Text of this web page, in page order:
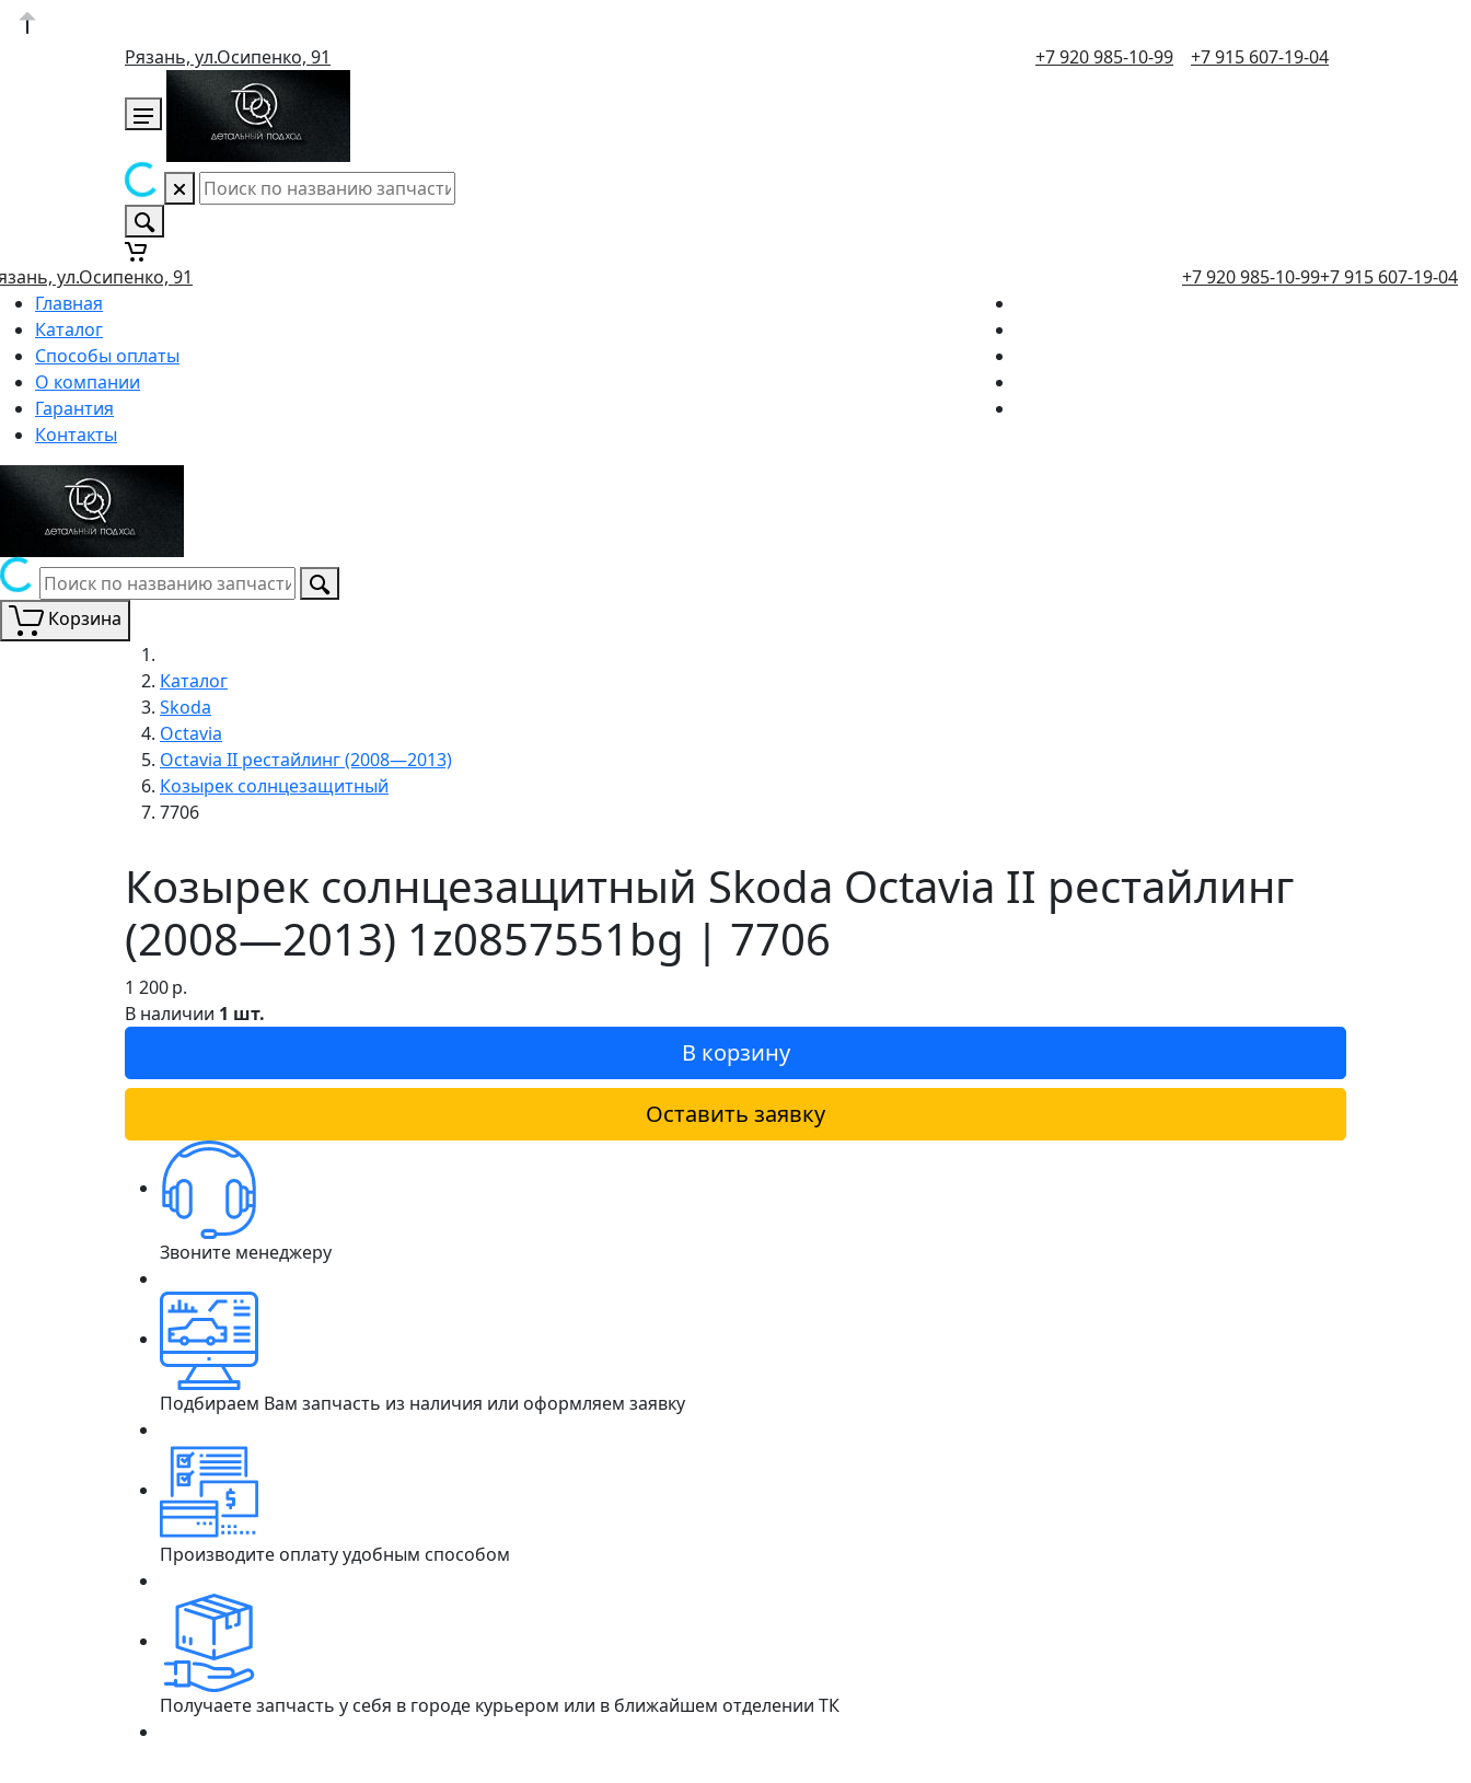
Рязань, ул.Осипенко, 91 +7 920 985-10-99 +7 915 607-19-04
ул.Осипенко, 91 +7 920 985-10-99+7 915 607-19-04
Главная
Каталог
Способы оплаты
О компании
Гарантия
Контакты
Корзина
Каталог
Skoda
Octavia
Octavia II рестайлинг (2008—2013)
Козырек солнцезащитный
7706
Козырек солнцезащитный Skoda Octavia II рестайлинг
(2008—2013) 1z0857551bg | 7706
1 200р.
В наличии 1 шт.
В корзину
Оставить заявку
Звоните менеджеру
Подбираем Вам запчасть из наличия или оформляем заявку
Производите оплату удобным способом
Получаете запчасть у себя в городе курьером или в ближайшем отделении ТК